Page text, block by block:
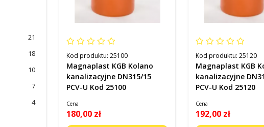
21
18
10
7
4
Kod produktu: 25100
Magnaplast KGB Kolano
kanalizacyjne DN315/15
PCV-U Kod 25100
Cena
180,00 zł
Kod produktu:25120
Magnaplast KGB
kanalizacyjne
PCV-U Kod 25120
Cena
192,00 zł